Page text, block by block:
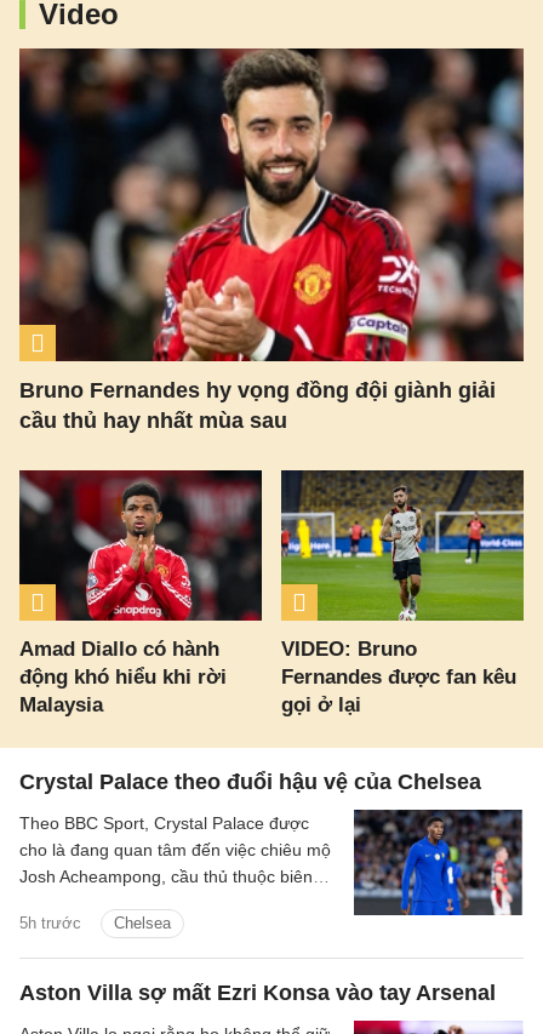
Video
Bruno Fernandes hy vọng đồng đội giành giải
cầu thủ hay nhất mùa sau
Amad Diallo có hành
động khó hiểu khi rời
Malaysia
VIDEO: Bruno
Fernandes được fan kêu
gọi ở lại
Crystal Palace theo đuổi hậu vệ của Chelsea
5h trước Chelsea
Theo BBC Sport, Crystal Palace được
cho là đang quan tâm đến việc chiêu mộ
Josh Acheampong, cầu thủ thuộc biên
Aston Villa sợ mất Ezri Konsa vào tay Arsenal